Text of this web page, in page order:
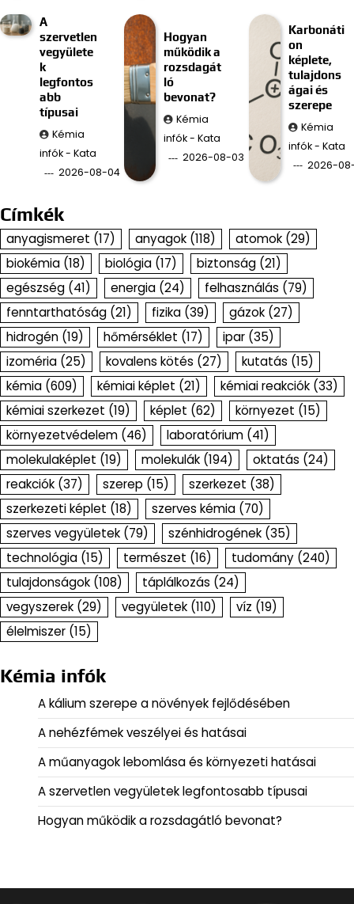
A
szervetlen
vegyülete
k
legfontos
abb
típusai
Kémia
infók - Kata
2026-08-04
Hogyan
működik a
rozsdagát
ló
bevonat?
Kémia
infók - Kata
2026-08-03
Karbonáti
on
képlete,
tulajdons
ágai és
szerepe
Kémia
infók - Kata
2026-
Címkék
anyagismeret (17) anyagok (118) atomok (29)
biokémia (18) biológia (17) biztonság (21)
egészség (41) energia (24) felhasználás (79)
fenntarthatóság (21) fizika (39) gázok (27)
hidrogén (19) hőmérséklet (17) ipar (35)
izoméria (25) kovalens kötés (27) kutatás (15)
kémia (609) kémiai képlet (21) kémiai reakciók (33)
kémiai szerkezet (19) képlet (62) környezet (15)
környezetvédelem (46) laboratórium (41)
molekulaképlet (19) molekulák (194) oktatás (24)
reakciók (37) szerep (15) szerkezet (38)
szerkezeti képlet (18) szerves kémia (70)
szerves vegyületek (79) szénhidrogének (35)
technológia (15) természet (16) tudomány (240)
tulajdonságok (108) táplálkozás (24)
vegyszerek (29) vegyületek (110) víz (19)
élelmiszer (15)
Kémia infók
A kálium szerepe a növények fejlődésében
A nehézfémek veszélyei és hatásai
A műanyagok lebomlása és környezeti hatásai
A szervetlen vegyületek legfontosabb típusai
Hogyan működik a rozsdagátló bevonat?